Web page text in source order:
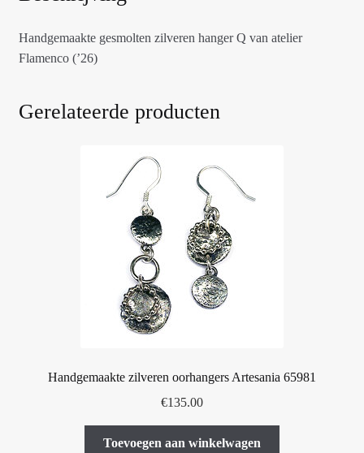
Handgemaakte gesmolten zilveren hanger Q van atelier
Flamenco (’26)
Gerelateerde producten
Handgemaakte zilveren oorhangers Artesania 65981
€135.00
Toevoegen aan winkelwagen